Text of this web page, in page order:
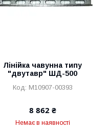
Лінійка чавунна типу
"двутавр" ШД-500
M10907-00393
8 862 ₴
Немає в наявності